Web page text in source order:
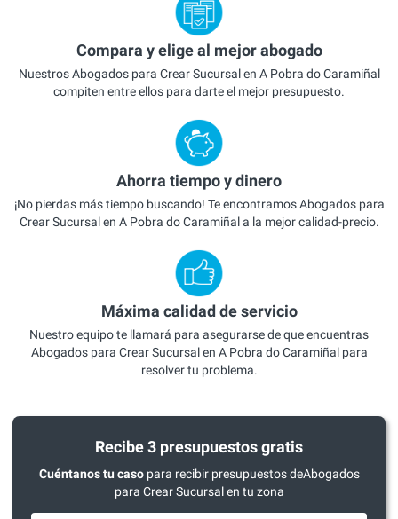
Compara y elige al mejor abogado
Nuestros Abogados para Crear Sucursal en A Pobra do Caramiñal
compiten entre ellos para darte el mejor presupuesto.
Ahorra tiempo y dinero
¡No pierdas más tiempo buscando! Te encontramos Abogados para
Crear Sucursal en A Pobra do Caramiñal a la mejor calidad-precio.
Máxima calidad de servicio
Nuestro equipo te llamará para asegurarse de que encuentras
Abogados para Crear Sucursal en A Pobra do Caramiñal para
resolver tu problema.
Recibe 3 presupuestos gratis
Cuéntanos tu casopara recibir presupuestos deAbogados
para Crear Sucursal en tu zona